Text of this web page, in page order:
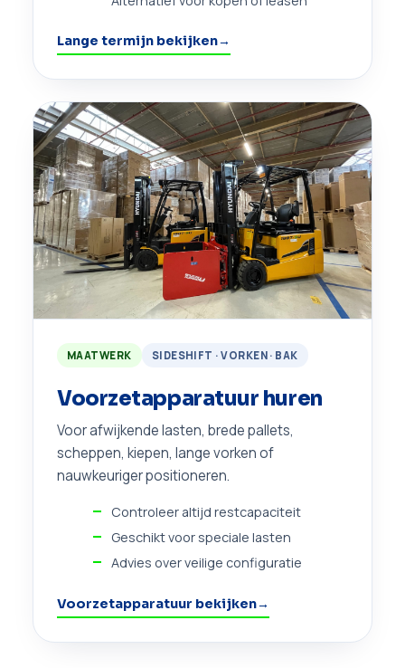
Lange termijn bekijken→
MAATWERK SIDESHIFT · VORKEN · BAK
Voorzetapparatuur huren
Voor afwijkende lasten, brede pallets,
scheppen, kiepen, lange vorken of
nauwkeuriger positioneren.
Controleer altijd restcapaciteit
Geschikt voor speciale lasten
Advies over veilige configuratie
Voorzetapparatuur bekijken→